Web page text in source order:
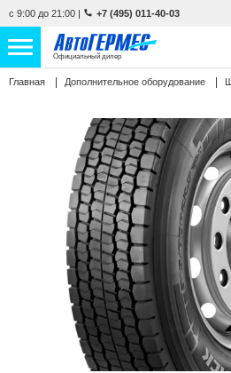
с 9:00 до 21:00 | +7 (495) 011-40-03
Официальный дилер
НОВЫЕ АВТОМОБИЛИ 4809 авто
С ПРОБЕГОМ 830 авто
СЕРВИС
УСЛУГИ
О КОМПАНИИ
КОНТАКТЫ
Главная Дополнительное оборудование